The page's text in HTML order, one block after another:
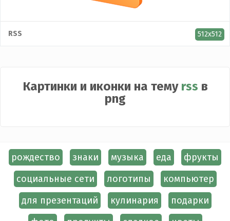
RSS 512x512
Картинки и иконки на тему rss в
png
рождество знаки музыка еда
фрукты
социальные сети
логотипы
компьютер
для презентаций
кулинария
подарки